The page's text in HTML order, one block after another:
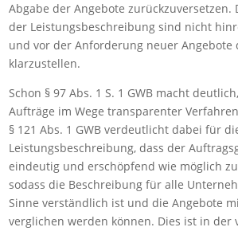
Abgabe der Angebote zurückzuversetzen.
der Leistungsbeschreibung sind nicht
und vor der Anforderung neuer Angebote
klarzustellen.
Schon § 97 Abs. 1 S. 1 GWB macht
Aufträge im Wege transparenter
§ 121 Abs. 1 GWB verdeutlicht dabei für
Leistungsbeschreibung, dass der
eindeutig und erschöpfend wie möglich
sodass die Beschreibung für alle
Sinne verständlich ist und die Angebote
verglichen werden können. Dies ist in der